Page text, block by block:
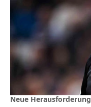
Neue Herausforderung